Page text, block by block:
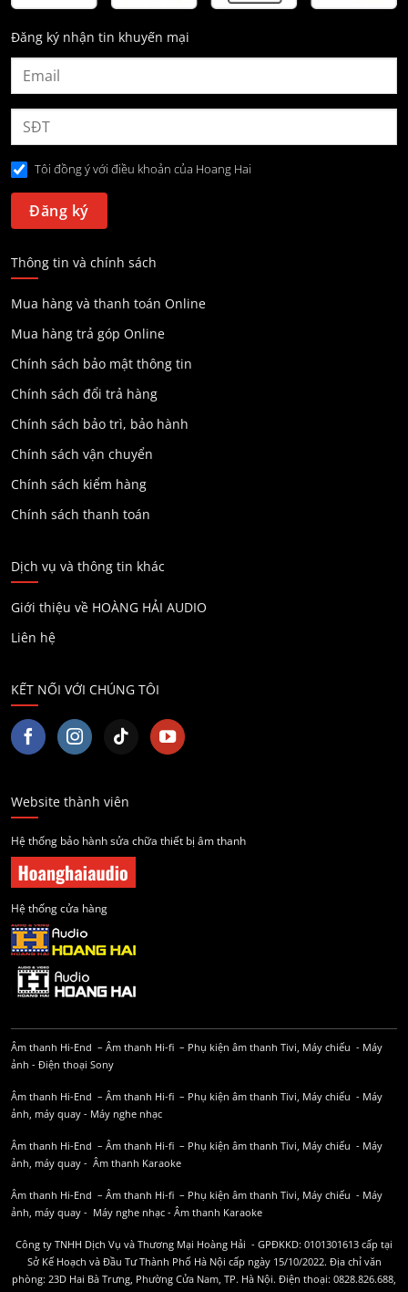
Đăng ký nhận tin khuyến mại
Tôi đồng ý với điều khoản của Hoang Hai
Thông tin và chính sách
Mua hàng và thanh toán Online
Mua hàng trả góp Online
Chính sách bảo mật thông tin
Chính sách đổi trả hàng
Chính sách bảo trì, bảo hành
Chính sách vận chuyển
Chính sách kiểm hàng
Chính sách thanh toán
Dịch vụ và thông tin khác
Giới thiệu về HOÀNG HẢI AUDIO
Liên hệ
KẾT NỐI VỚI CHÚNG TÔI
Website thành viên
Hệ thống bảo hành sửa chữa thiết bị âm thanh
Hệ thống cửa hàng
Âm thanh Hi-End – Âm thanh Hi-fi – Phụ kiện âm thanh Tivi, Máy chiếu - Máy
ảnh - Điện thoại Sony
Âm thanh Hi-End – Âm thanh Hi-fi – Phụ kiện âm thanh Tivi, Máy chiếu - Máy
ảnh, máy quay - Máy nghe nhạc
Âm thanh Hi-End – Âm thanh Hi-fi – Phụ kiện âm thanh Tivi, Máy chiếu - Máy
ảnh, máy quay - Âm thanh Karaoke
Âm thanh Hi-End – Âm thanh Hi-fi – Phụ kiện âm thanh Tivi, Máy chiếu - Máy
ảnh, máy quay - Máy nghe nhạc - Âm thanh Karaoke
Công ty TNHH Dịch Vụ và Thương Mại Hoàng Hải - GPĐKKD: 0101301613 cấp tại
Sở Kế Hoạch và Đầu Tư Thành Phố Hà Nội cấp ngày 15/10/2022. Địa chỉ văn
phòng: 23D Hai Bà Trưng, Phường Cửa Nam, TP. Hà Nội. Điện thoại: 0828.826.688,